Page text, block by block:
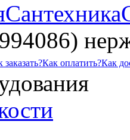
Сантехника
заказать?Как оплатить?Как